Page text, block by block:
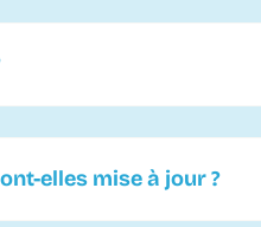
elles mise à jour ?